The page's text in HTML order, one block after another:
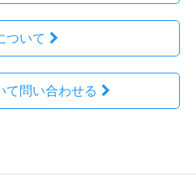
ついて
て問い合わせる